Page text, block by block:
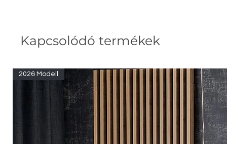
Kapcsolódó termékek
2026 Modell